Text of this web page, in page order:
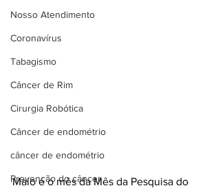
Nosso Atendimento
Coronavírus
Tabagismo
Câncer de Rim
Cirurgia Robótica
Câncer de endométrio
câncer de endométrio
Prevenção do câncer
Maio é o mês da Mês da Pesquisa do